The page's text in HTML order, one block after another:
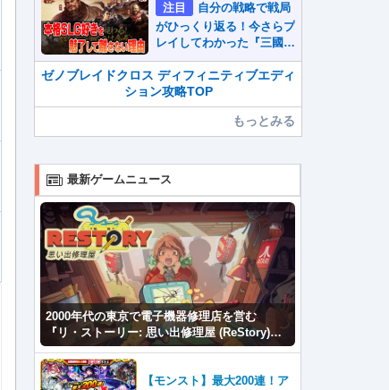
注目
自分の戦略で戦局
がひっくり返る！今さらプ
レイしてわかった『三國志
真戦』が本格SLG好きを
魅了して離さないワケ
ゼノブレイドクロス ディフィニティブエディ
ション攻略TOP
もっとみる
最新ゲームニュース
2000年代の東京で電子機器修理店を営む
『リ・ストーリー: 思い出修理屋 (ReStory)』
本日Steamで配信開始
【モンスト】最大200連！ア